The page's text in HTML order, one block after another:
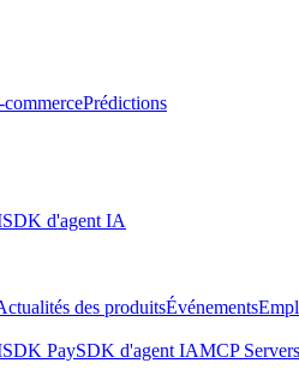
Prédictions
SDK d'agent IA
des produitsÉvénements
SDK PaySDK d'agent IAMCP Servers